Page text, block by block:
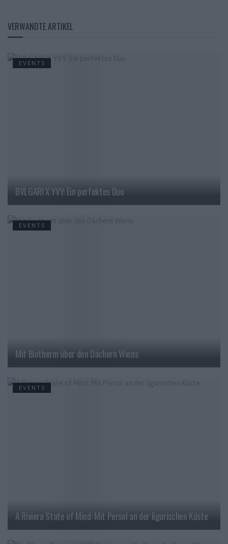
VERWANDTE ARTIKEL
EVENTS
BVLGARI X YVY: Ein perfektes Duo
EVENTS
Mit Biotherm über den Dächern Wiens
EVENTS
A Riviera State of Mind: Mit Persol an der ligurischen Küste